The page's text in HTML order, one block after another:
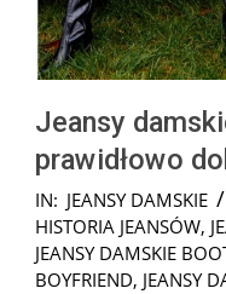
Jeansy
prawidłowo
2025-
08-
11
IN: JEANSY DAMSKIE
HISTORIA JEANSÓW,
JEANSY DAMSKIE
BOYFRIEND, JEANSY